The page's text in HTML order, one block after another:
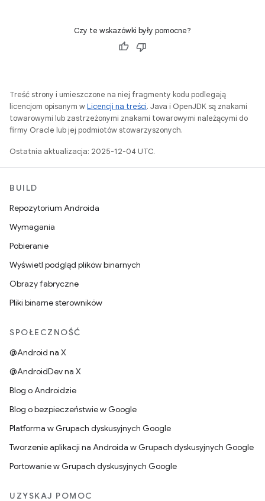
Czy te wskazówki były pomocne?
Treść strony i umieszczone na niej fragmenty kodu podlegają
licencjom opisanym wLicencji na treści. Java i OpenJDK są znakami
towarowymi lub zastrzeżonymi znakami towarowymi należącymi do
firmy Oracle lub jej podmiotów stowarzyszonych.
Ostatnia aktualizacja: 2025-12-04 UTC.
BUILD
Repozytorium Androida
Wymagania
Pobieranie
Wyświetl podgląd plików binarnych
Obrazy fabryczne
Pliki binarne sterowników
SPOŁECZNOŚĆ
@Android na X
@AndroidDev na X
Blog o Androidzie
Blog o bezpieczeństwie w Google
Platforma w Grupach dyskusyjnych Google
Tworzenie aplikacji na Androida w Grupach dyskusyjnych Google
Portowanie w Grupach dyskusyjnych Google
UZYSKAJ POMOC